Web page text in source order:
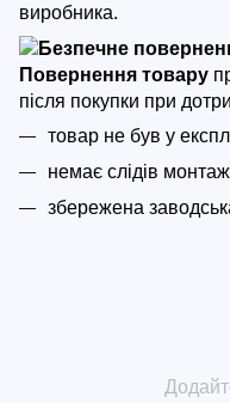
виробника.
Повернення товару
після покупки при
товар не був у
немає слідів
збережена